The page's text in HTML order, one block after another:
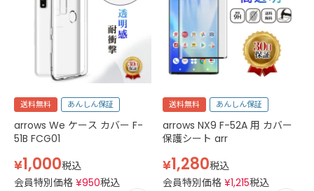
送料無料 あんしん保証
arrows We ケース カバー F-
51B FCG01
¥1,000税込
会員特別価格 ¥950税込
送料無料 あんしん保証
arrows NX9 F-52A 用 カバー
保護シート arr
¥1,280税込
会員特別価格 ¥1,215税込